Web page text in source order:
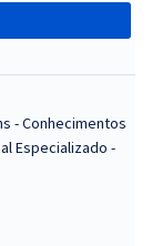
- Conhecimentos
Especializado -